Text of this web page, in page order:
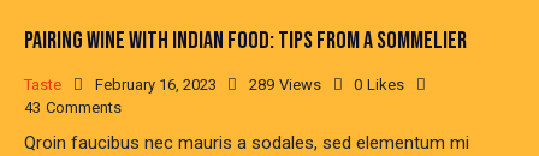
PAIRING WINE WITH INDIAN FOOD: TIPS FROM A SOMMELIER
Taste February 16, 2023 289 Views 0 Likes
43 Comments
Qroin faucibus nec mauris a sodales, sed elementum mi